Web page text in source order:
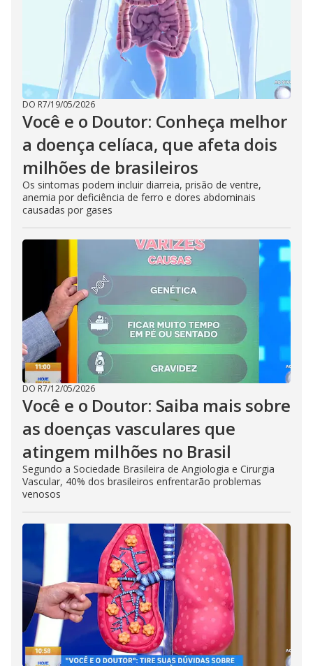
DO R7/19/05/2026
Você e o Doutor: Conheça melhor
a doença celíaca, que afeta dois
milhões de brasileiros
Os sintomas podem incluir diarreia, prisão de ventre,
anemia por deficiência de ferro e dores abdominais
causadas por gases
DO R7/12/05/2026
Você e o Doutor: Saiba mais sobre
as doenças vasculares que
atingem milhões no Brasil
Segundo a Sociedade Brasileira de Angiologia e Cirurgia
Vascular, 40% dos brasileiros enfrentarão problemas
venosos